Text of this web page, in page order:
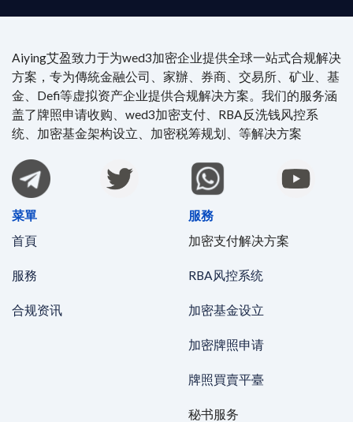
Aiying艾盈致力于为wed3加密企业提供全球一站式合规解决
方案，专为傳統金融公司、家辦、券商、交易所、矿业、基
金、Defi等虚拟资产企业提供合规解决方案。我们的服务涵
盖了牌照申请收购、wed3加密支付、RBA反洗钱风控系
统、加密基金架构设立、加密税筹规划、等解决方案
菜單
首頁
服務
合规资讯
服務
加密支付解决方案
RBA风控系统
加密基金设立
加密牌照申请
牌照買賣平臺
秘书服务